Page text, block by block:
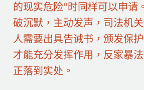
的现实危险”时同样可以申请
破沉默，主动发声，司法机
人需要出具告诫书，颁发保
才能充分发挥作用，反家暴
正落到实处。